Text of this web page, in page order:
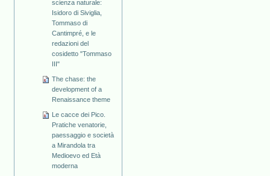
scienza naturale:
Isidoro di Siviglia,
Tommaso di
Cantimpré, e le
redazioni del
cosidetto "Tommaso
III"
The chase: the
development of a
Renaissance theme
Le cacce dei Pico.
Pratiche venatorie,
paessaggio e società
a Mirandola tra
Medioevo ed Età
moderna